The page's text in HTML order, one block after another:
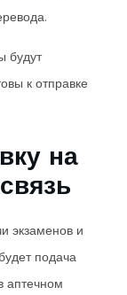
будут
к отправке
на
экзаменов и
подача
аптечном